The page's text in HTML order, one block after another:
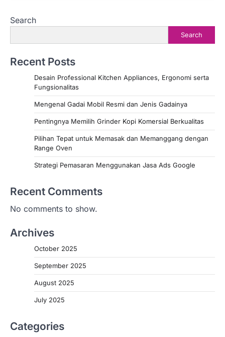
Search
Search
Recent Posts
Desain Professional Kitchen Appliances, Ergonomi serta
Fungsionalitas
Mengenal Gadai Mobil Resmi dan Jenis Gadainya
Pentingnya Memilih Grinder Kopi Komersial Berkualitas
Pilihan Tepat untuk Memasak dan Memanggang dengan
Range Oven
Strategi Pemasaran Menggunakan Jasa Ads Google
Recent Comments
No comments to show.
Archives
October 2025
September 2025
August 2025
July 2025
Categories